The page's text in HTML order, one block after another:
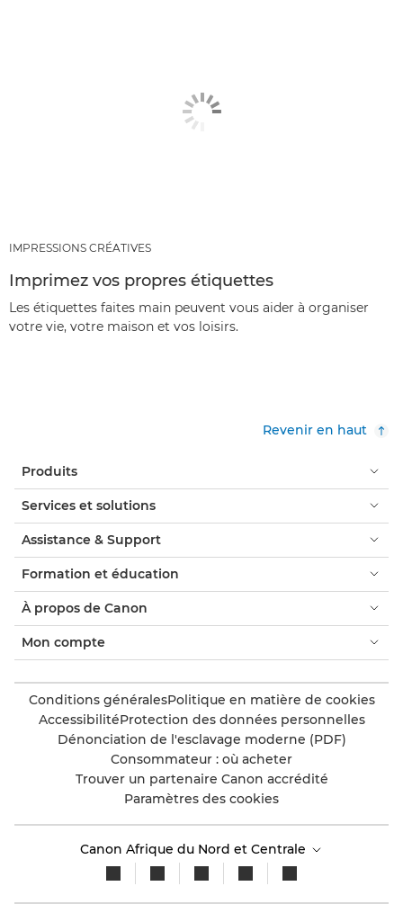
IMPRESSIONS CRÉATIVES
Imprimez vos propres étiquettes
Les étiquettes faites main peuvent vous aider à organiser
votre vie, votre maison et vos loisirs.
Revenir en haut
Produits
Services et solutions
Assistance & Support
Formation et éducation
À propos de Canon
Mon compte
Conditions généralesPolitique en matière de cookies
AccessibilitéProtection des données personnelles
Dénonciation de l'esclavage moderne (PDF)
Consommateur : où acheter
Trouver un partenaire Canon accrédité
Paramètres des cookies
Canon Afrique du Nord et Centrale